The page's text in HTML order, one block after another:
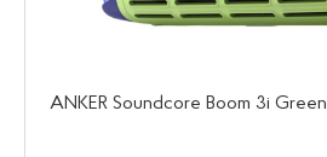
ANKER Soundcore Boom 3i Green